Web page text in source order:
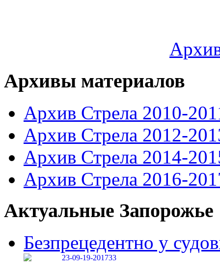
Архивы материалов
Архив Стрела 2010-
Архив Стрела 2012-
Архив Стрела 2014-
Архив Стрела 2016-
Актуальные Запорожье
Безпрецедентно у